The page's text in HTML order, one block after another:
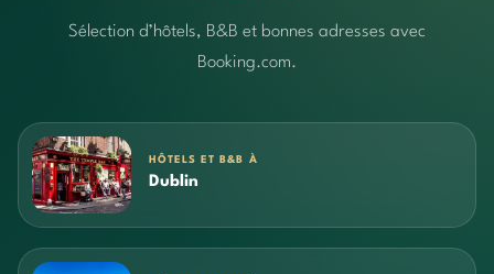
Sélection d’hôtels, B&B et bonnes adresses avec
Booking.com.
HÔTELS ET B&B À
Dublin